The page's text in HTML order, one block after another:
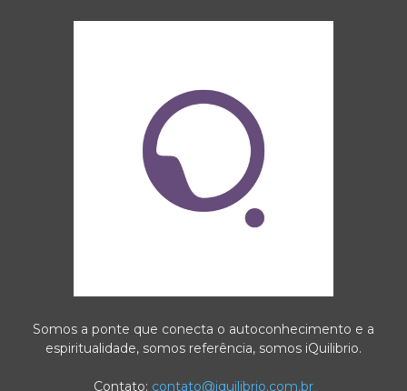
Somos a ponte que conecta o autoconhecimento e a
espiritualidade, somos referência, somos iQuilibrio.
Contato: contato@iquilibrio.com.br